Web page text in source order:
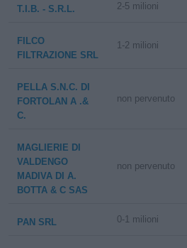
T.I.B. - S.R.L. 2-5 milioni
FILCO
FILTRAZIONE SRL
1-2 milioni
PELLA S.N.C. DI
FORTOLAN A .&
C.
non pervenuto
MAGLIERIE DI
VALDENGO
MADIVA DI A.
BOTTA & C SAS
non pervenuto
PAN SRL 0-1 milioni